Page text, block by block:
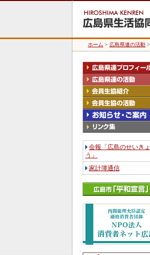
ホーム > 広島県連の活動 >
会報「広島のせいきょ
う」
家計簿通信